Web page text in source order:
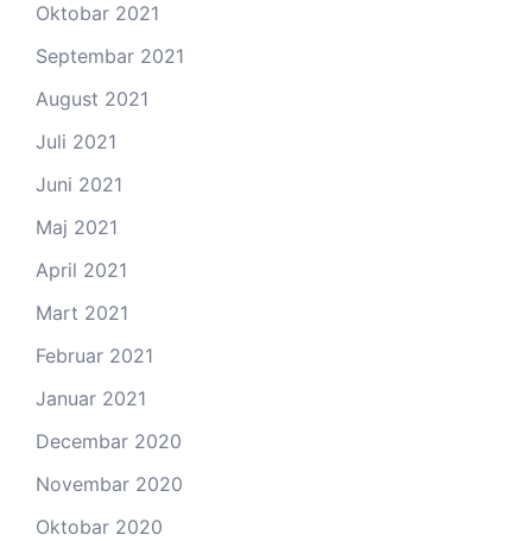
Oktobar 2021
Septembar 2021
August 2021
Juli 2021
Juni 2021
Maj 2021
April 2021
Mart 2021
Februar 2021
Januar 2021
Decembar 2020
Novembar 2020
Oktobar 2020